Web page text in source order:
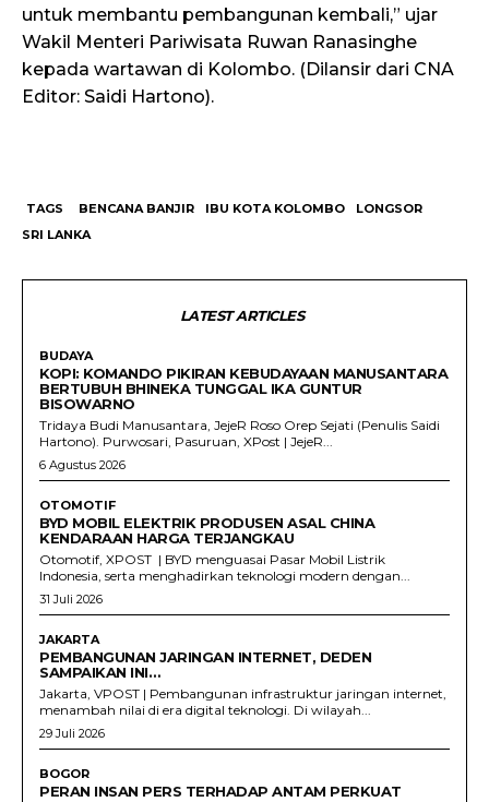
untuk membantu pembangunan kembali,” ujar
Wakil Menteri Pariwisata Ruwan Ranasinghe
kepada wartawan di Kolombo. (Dilansir dari CNA
Editor: Saidi Hartono).
TAGS BENCANA BANJIR IBU KOTA KOLOMBO
LONGSOR
SRI LANKA
LATEST ARTICLES
BUDAYA
KOPI: KOMANDO PIKIRAN KEBUDAYAAN MANUSANTARA
BERTUBUH BHINEKA TUNGGAL IKA GUNTUR
BISOWARNO
Tridaya Budi Manusantara, JejeR Roso Orep Sejati (Penulis Saidi
Hartono). Purwosari, Pasuruan, XPost | JejeR...
6 Agustus 2026
OTOMOTIF
BYD MOBIL ELEKTRIK PRODUSEN ASAL CHINA
KENDARAAN HARGA TERJANGKAU
Otomotif, XPOST | BYD menguasai Pasar Mobil Listrik
Indonesia, serta menghadirkan teknologi modern dengan...
31 Juli 2026
JAKARTA
PEMBANGUNAN JARINGAN INTERNET, DEDEN
SAMPAIKAN INI…
Jakarta, VPOST | Pembangunan infrastruktur jaringan internet,
menambah nilai di era digital teknologi. Di wilayah...
29 Juli 2026
BOGOR
PERAN INSAN PERS TERHADAP ANTAM PERKUAT